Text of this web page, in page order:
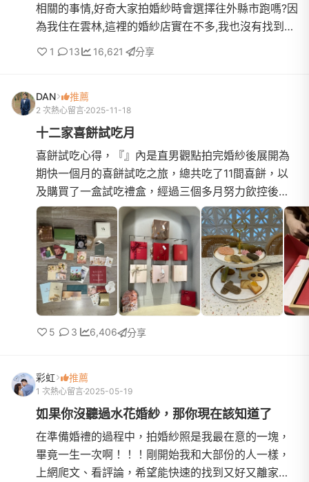
相關的事情,好奇大家拍婚紗時會選擇往外縣市跑嗎?因
為我住在雲林,這裡的婚紗店實在不多,我也沒有找到特
別喜歡的婚紗店.最近在手機上搜尋到很多台中的婚紗
1 13 16,621 分享
DAN 推薦
2 次熱心留言 2025-11-18
十二家喜餅試吃月
喜餅試吃心得，『』內是直男觀點拍完婚紗後展開為
期快一個月的喜餅試吃之旅，總共吃了11間喜餅，以
及購買了一盒試吃禮盒，經過三個多月努力飲控後直
接一口氣吃到會怕哈哈！回頭整理了所有試吃ＤＭ之
後突然覺得該寫些...
5 3 6,406 分享
彩虹 推薦
1 次熱心留言 2025-05-19
如果你沒聽過水花婚紗，那你現在該知道了
在準備婚禮的過程中，拍婚紗照是我最在意的一塊，
畢竟一生一次啊！！！剛開始我和大部份的人一樣，
上網爬文、看評論，希望能快速的找到又好又離家近